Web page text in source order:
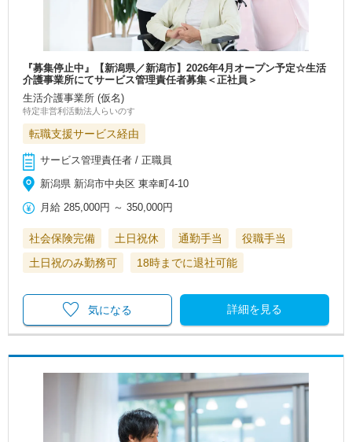
『募集停止中』【新潟県／新潟市】2026年4月オープン予定☆生活
介護事業所にてサービス管理責任者募集＜正社員＞
生活介護事業所 (仮名)
特定非営利活動法人らいのす
転職支援サービス経由
サービス管理責任者 / 正職員
新潟県 新潟市中央区 東幸町4-10
月給 285,000円 ～350,000円
社会保険完備 土日祝休 通勤手当
役職手当
土日祝のみ勤務可
18時までに退社可能
詳細を見る
気になる